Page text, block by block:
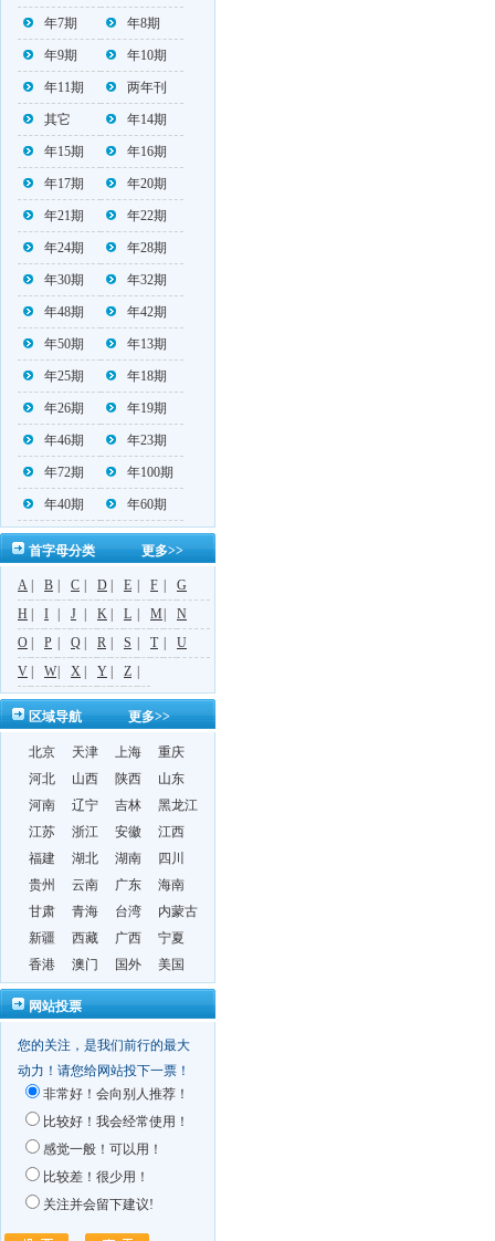
年7期 年8期
年9期 年10期
年11期 两年刊
其它 年14期
年15期 年16期
年17期 年20期
年21期 年22期
年24期 年28期
年30期 年32期
年48期 年42期
年50期 年13期
年25期 年18期
年26期 年19期
年46期 年23期
年72期 年100期
年40期 年60期
更多>>
首字母分类
A B C D E F
G
H
I J K L M
N
O
P Q R S T
U
V
W X Y Z
更多>>
区域导航
北京 天津 上海
重庆
河北
山西 陕西
山东
河南
辽宁 吉林
黑龙江
江苏
浙江 安徽
江西
福建
湖北 湖南
四川
贵州
云南 广东
海南
甘肃
青海 台湾
内蒙古
新疆
西藏 广西
宁夏
香港
澳门 国外 美国
网站投票
您的关注，是我们前行的最大
动力！请您给网站投下一票！
非常好！会向别人推荐！
比较好！我会经常使用！
感觉一般！可以用！
比较差！很少用！
关注并会留下建议!